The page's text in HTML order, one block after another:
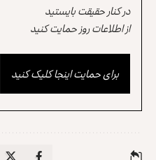
در کنار حقیقت بایستید
از اطلاعات روز حمایت کنید
برای حمایت اینجا کلیک کنید